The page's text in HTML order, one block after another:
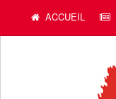
ACCUEIL